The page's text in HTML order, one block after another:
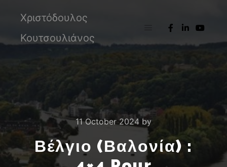
Χριστόδουλος
Κουτσουλιάνος
11 October 2024 by
Βέλγιο (Βαλονία) :